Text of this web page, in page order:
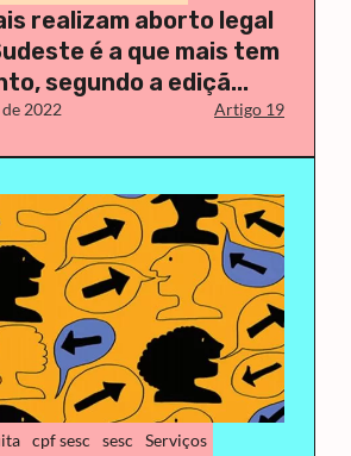
realizam aborto legal
é a que mais tem
segundo a ediçã...
2022 Artigo 19
cpf sesc sesc Serviços